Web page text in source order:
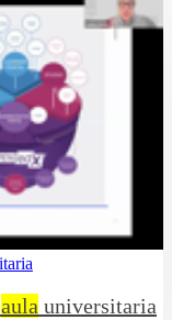
aula universitaria